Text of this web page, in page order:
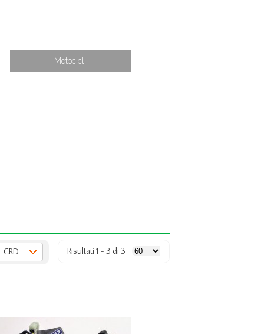
Motocicli
Risultati 1 - 3 di 3
CRD